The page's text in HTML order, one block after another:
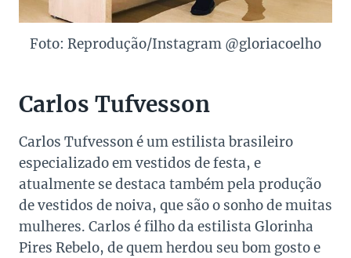
Foto: Reprodução/Instagram @gloriacoelho
Carlos Tufvesson
Carlos Tufvesson é um estilista brasileiro
especializado em vestidos de festa, e
atualmente se destaca também pela produção
de vestidos de noiva, que são o sonho de muitas
mulheres. Carlos é filho da estilista Glorinha
Pires Rebelo, de quem herdou seu bom gosto e